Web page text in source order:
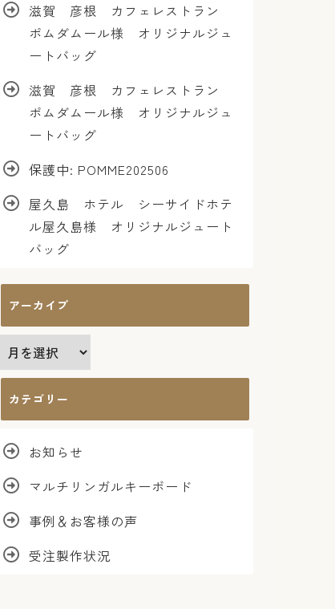
滋賀 彦根 カフェレストラン
ポムダムール様 オリジナルジュ
ートバッグ
滋賀 彦根 カフェレストラン
ポムダムール様 オリジナルジュ
ートバッグ
保護中: POMME202506
屋久島 ホテル シーサイドホテ
ル屋久島様 オリジナルジュート
バッグ
アーカイブ
ー
カ
ブ
カテゴリー
お知らせ
マルチリンガルキーボード
事例＆お客様の声
受注製作状況